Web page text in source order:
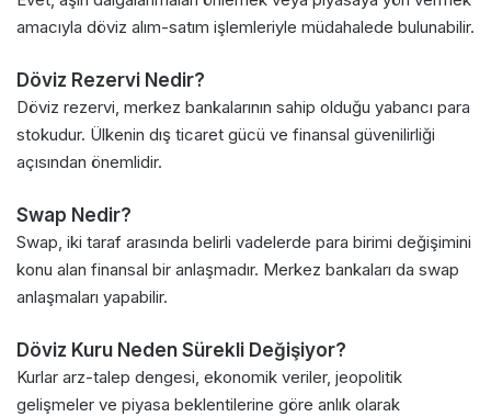
amacıyla döviz alım-satım işlemleriyle müdahalede bulunabilir.
Döviz Rezervi Nedir?
Döviz rezervi, merkez bankalarının sahip olduğu yabancı para
stokudur. Ülkenin dış ticaret gücü ve finansal güvenilirliği
açısından önemlidir.
Swap Nedir?
Swap, iki taraf arasında belirli vadelerde para birimi değişimini
konu alan finansal bir anlaşmadır. Merkez bankaları da swap
anlaşmaları yapabilir.
Döviz Kuru Neden Sürekli Değişiyor?
Kurlar arz-talep dengesi, ekonomik veriler, jeopolitik
gelişmeler ve piyasa beklentilerine göre anlık olarak